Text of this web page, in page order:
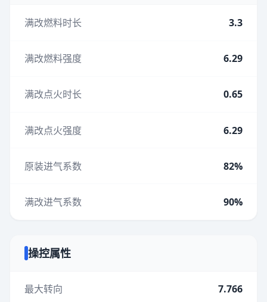
满改燃料时长 3.3
满改燃料强度 6.29
满改点火时长 0.65
满改点火强度 6.29
原装进气系数 82%
满改进气系数 90%
操控属性
最大转向 7.766